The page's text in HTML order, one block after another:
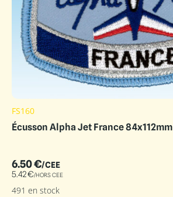
FS160
Écusson Alpha Jet France 84x112mm
6.50€/CEE
5.42€/HORS CEE
491 en stock